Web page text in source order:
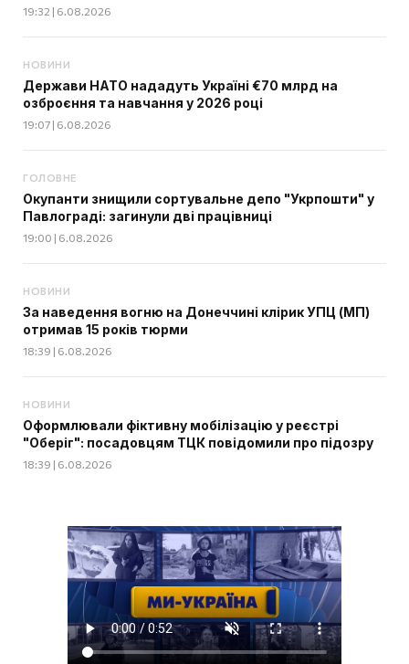
19:32 | 6.08.2026
НОВИНИ
Держави НАТО нададуть Україні €70 млрд на
озброєння та навчання у 2026 році
19:07 | 6.08.2026
ГОЛОВНЕ
Окупанти знищили сортувальне депо "Укрпошти" у
Павлограді: загинули дві працівниці
19:00 | 6.08.2026
НОВИНИ
За наведення вогню на Донеччині клірик УПЦ (МП)
отримав 15 років тюрми
18:39 | 6.08.2026
НОВИНИ
Оформлювали фіктивну мобілізацію у реєстрі
"Оберіг": посадовцям ТЦК повідомили про підозру
18:39 | 6.08.2026